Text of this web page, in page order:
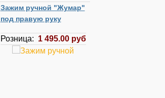
Зажим ручной "Жумар"
под правую руку
Розница: 1 495.00 руб